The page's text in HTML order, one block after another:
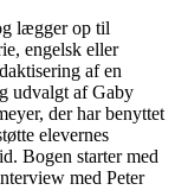
lægger op til
engelsk eller
af en
udvalgt af Gaby
der har benyttet
elevernes
Bogen starter med
med Peter